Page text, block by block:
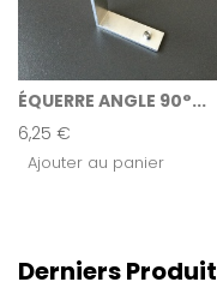
ÉQUERRE ANGLE 90°...
6,25 €
Ajouter au panier
Derniers